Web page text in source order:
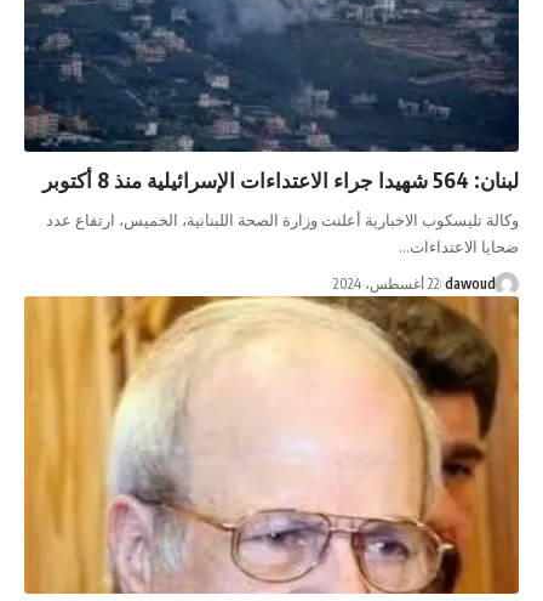
لبنان: 564 شهيدا جراء الاعتداءات الإسرائيلية منذ 8 أكتوبر
وكالة تليسكوب الاخبارية أعلنت وزارة الصحة اللبنانية، الخميس، ارتفاع عدد
ضحايا الاعتداءات…
dawoud 22 أغسطس، 2024